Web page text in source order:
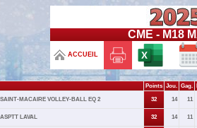
CME - M18
ACCUEIL
Points Jou. Gag.
SAINT-MACAIRE VOLLEY-BALL EQ 2 32 14 11
ASPTT LAVAL 32 14 11